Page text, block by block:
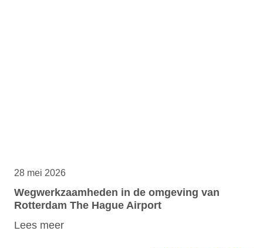
28 mei 2026
Wegwerkzaamheden in de omgeving van
Rotterdam The Hague Airport
Lees meer